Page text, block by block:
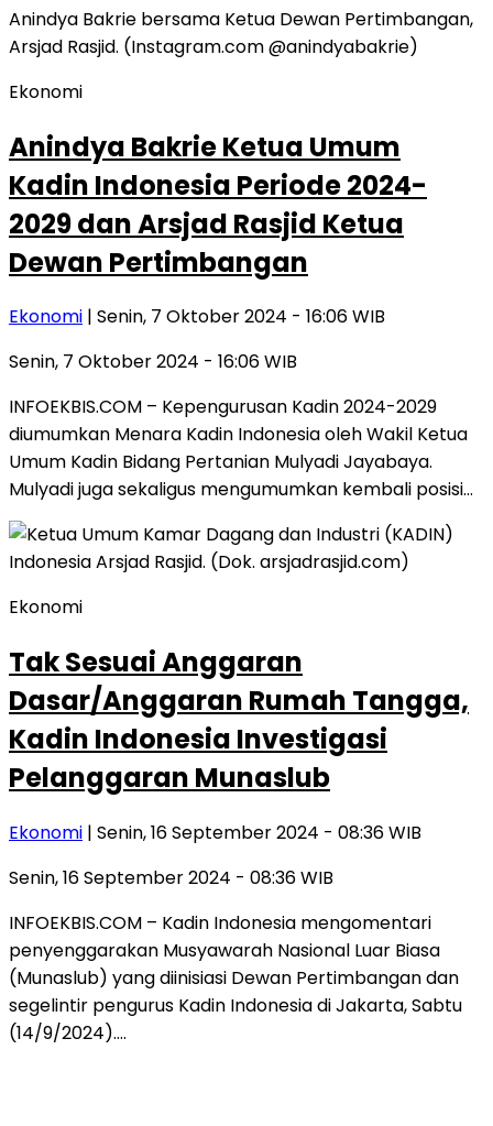
Ekonomi
Anindya Bakrie Ketua Umum
Kadin Indonesia Periode 2024-
2029 dan Arsjad Rasjid Ketua
Dewan Pertimbangan
Ekonomi | Senin, 7 Oktober 2024 - 16:06 WIB
Senin, 7 Oktober 2024 - 16:06 WIB
INFOEKBIS.COM – Kepengurusan Kadin 2024-2029
diumumkan Menara Kadin Indonesia oleh Wakil Ketua
Umum Kadin Bidang Pertanian Mulyadi Jayabaya.
Mulyadi juga sekaligus mengumumkan kembali posisi…
Ekonomi
Tak Sesuai Anggaran
Dasar/Anggaran Rumah Tangga,
Kadin Indonesia Investigasi
Pelanggaran Munaslub
Ekonomi | Senin, 16 September 2024 - 08:36 WIB
Senin, 16 September 2024 - 08:36 WIB
INFOEKBIS.COM – Kadin Indonesia mengomentari
penyenggarakan Musyawarah Nasional Luar Biasa
(Munaslub) yang diinisiasi Dewan Pertimbangan dan
segelintir pengurus Kadin Indonesia di Jakarta, Sabtu
(14/9/2024)….